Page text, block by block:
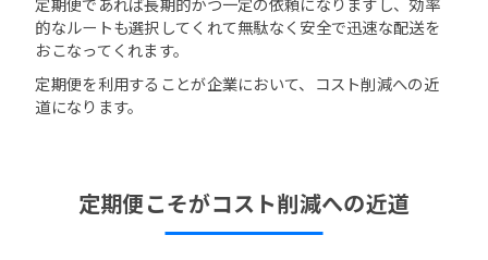
的なルートも選択してくれて無駄なく安全で迅速な配送を
おこなってくれます。
定期便を利用することが企業において、コスト削減への近
道になります。
定期便こそがコスト削減への近道